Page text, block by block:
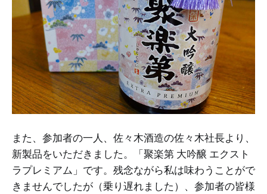
また、参加者の一人、佐々木酒造の佐々木社長より、
新製品をいただきました。「聚楽第 大吟醸 エクスト
ラプレミアム」です。残念ながら私は味わうことがで
きませんでしたが（乗り遅れました）、参加者の皆様